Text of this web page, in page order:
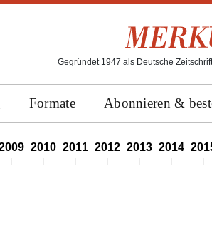
Gegründet 1947 als Deutsche
Formate Abonnieren &
2010 2011 2012 2013 2014